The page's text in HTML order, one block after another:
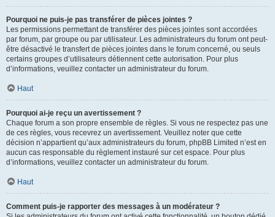
Pourquoi ne puis-je pas transférer de pièces jointes ?
Les permissions permettant de transférer des pièces jointes sont accordées
par forum, par groupe ou par utilisateur. Les administrateurs du forum ont peut-
être désactivé le transfert de pièces jointes dans le forum concerné, ou seuls
certains groupes d’utilisateurs détiennent cette autorisation. Pour plus
d’informations, veuillez contacter un administrateur du forum.
Haut
Pourquoi ai-je reçu un avertissement ?
Chaque forum a son propre ensemble de règles. Si vous ne respectez pas une
de ces règles, vous recevrez un avertissement. Veuillez noter que cette
décision n’appartient qu’aux administrateurs du forum, phpBB Limited n’est en
aucun cas responsable du règlement instauré sur cet espace. Pour plus
d’informations, veuillez contacter un administrateur du forum.
Haut
Comment puis-je rapporter des messages à un modérateur ?